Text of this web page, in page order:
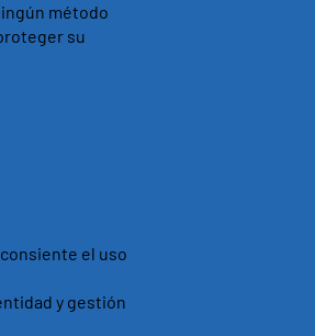
método
su
el uso
y gestión